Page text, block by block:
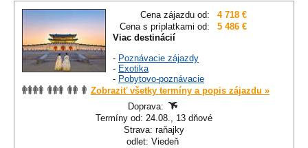
Cena zájazdu od:
4 718 €
Cena s príplatkami od:
5 486 €
Viac destinácií
- Poznávacie zájazdy
- Exotika
- Pobytovo-poznávacie
Zobraziť všetky termíny a popis zájazdu »
Doprava:
Termíny od: 24.08., 13 dňové
Strava: raňajky
odlet: Viedeň